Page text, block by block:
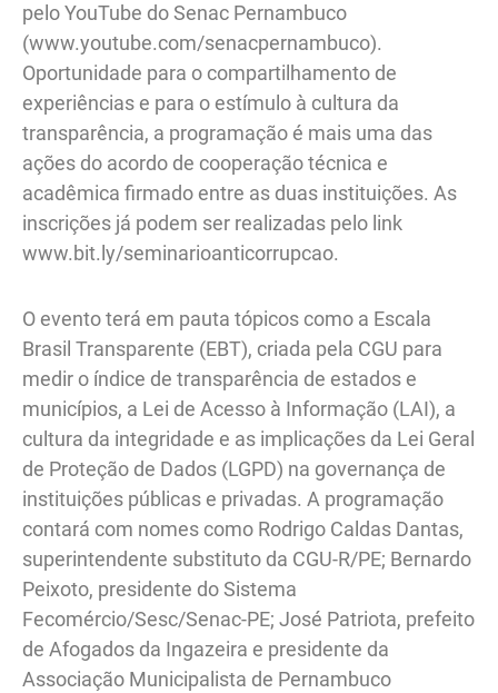
pelo YouTube do Senac Pernambuco
(www.youtube.com/senacpernambuco).
Oportunidade para o compartilhamento de
experiências e para o estímulo à cultura da
transparência, a programação é mais uma das
ações do acordo de cooperação técnica e
acadêmica firmado entre as duas instituições. As
inscrições já podem ser realizadas pelo link
www.bit.ly/seminarioanticorrupcao.
O evento terá em pauta tópicos como a Escala
Brasil Transparente (EBT), criada pela CGU para
medir o índice de transparência de estados e
municípios, a Lei de Acesso à Informação (LAI), a
cultura da integridade e as implicações da Lei Geral
de Proteção de Dados (LGPD) na governança de
instituições públicas e privadas. A programação
contará com nomes como Rodrigo Caldas Dantas,
superintendente substituto da CGU-R/PE; Bernardo
Peixoto, presidente do Sistema
Fecomércio/Sesc/Senac-PE; José Patriota, prefeito
de Afogados da Ingazeira e presidente da
Associação Municipalista de Pernambuco